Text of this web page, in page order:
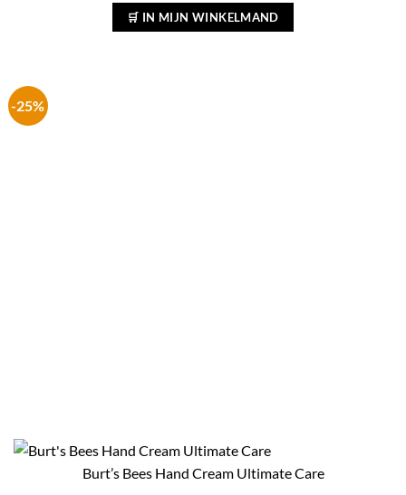
prijs
was:
prijs
is:
🛒 IN MIJN WINKELMAND
-25%
Burt’s Bees Hand Cream Ultimate Care